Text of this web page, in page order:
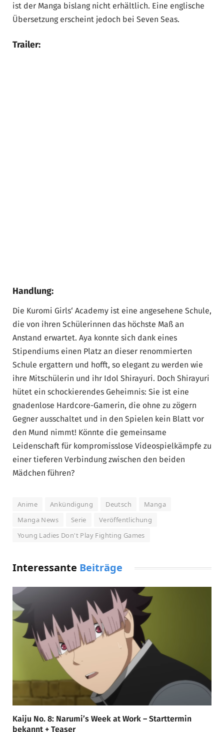
ist der Manga bislang nicht erhältlich. Eine englische
Übersetzung erscheint jedoch bei Seven Seas.
Trailer:
Handlung:
Die Kuromi Girls‘ Academy ist eine angesehene Schule,
die von ihren Schülerinnen das höchste Maß an
Anstand erwartet. Aya konnte sich dank eines
Stipendiums einen Platz an dieser renommierten
Schule ergattern und hofft, so elegant zu werden wie
ihre Mitschülerin und ihr Idol Shirayuri. Doch Shirayuri
hütet ein schockierendes Geheimnis: Sie ist eine
gnadenlose Hardcore-Gamerin, die ohne zu zögern
Gegner ausschaltet und in den Spielen kein Blatt vor
den Mund nimmt! Könnte die gemeinsame
Leidenschaft für kompromisslose Videospielkämpfe zu
einer tieferen Verbindung zwischen den beiden
Mädchen führen?
Anime Ankündigung Deutsch
Manga
Manga News
Serie
Veröffentlichung
Young Ladies Don't Play Fighting Games
Interessante Beiträge
Kaiju No. 8: Narumi’s Week at Work – Starttermin
bekannt + Teaser